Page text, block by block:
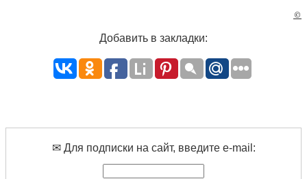
©
Добавить в закладки:
✉ Для подписки на сайт, введите e-mail: